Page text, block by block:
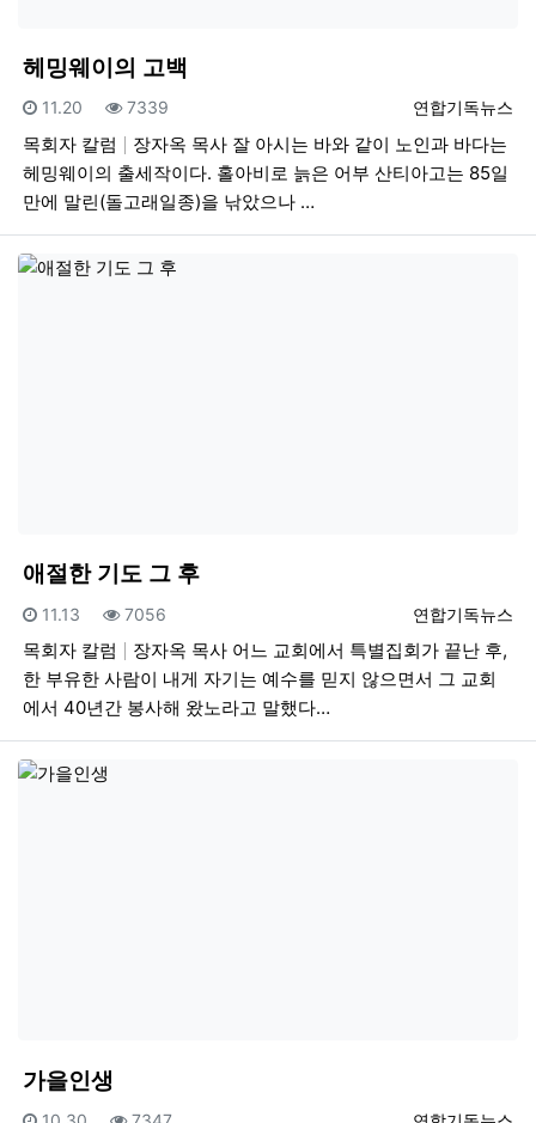
헤밍웨이의 고백
등록자
연합기독뉴스
등록일
11.20 조회
7339
목회자 칼럼
장자옥 목사 잘 아시는 바와 같이 노인과 바다는
헤밍웨이의 출세작이다. 홀아비로 늙은 어부 산티아고는 85일
만에 말린(돌고래일종)을 낚았으나 …
애절한 기도 그 후
등록자
연합기독뉴스
등록일
11.13 조회
7056
목회자 칼럼
장자옥 목사 어느 교회에서 특별집회가 끝난 후,
한 부유한 사람이 내게 자기는 예수를 믿지 않으면서 그 교회
에서 40년간 봉사해 왔노라고 말했다…
가을인생
등록자
등록일 조회